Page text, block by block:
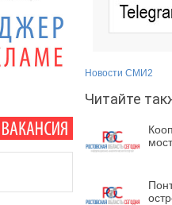
Новости СМИ2
Читайте